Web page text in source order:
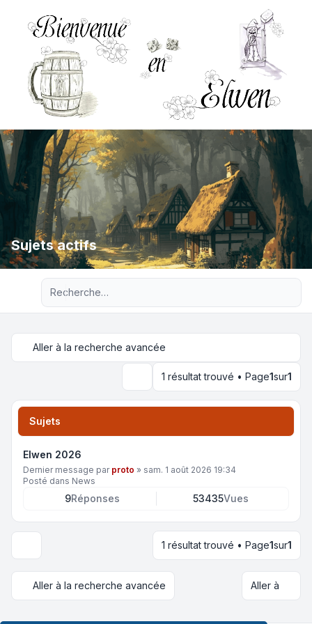
Sujets actifs
Recherche avancée
Aller à la recherche avancée
Rechercher1 résultat trouvé • Page1sur1
Sujets
Elwen 2026
Dernier message par proto » sam. 1 août 2026 19:34
Posté dans News
9Réponses 53435Vues
1 résultat trouvé • Page1sur1
Aller à la recherche avancée Aller à